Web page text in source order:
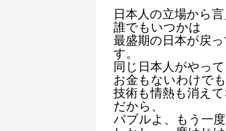
日本人の立場から
誰でもいつかは
最盛期の日本が戻
す。
同じ日本人がやっ
お金もないわけで
技術も情熱も消え
だから、
バブルよ、もう一